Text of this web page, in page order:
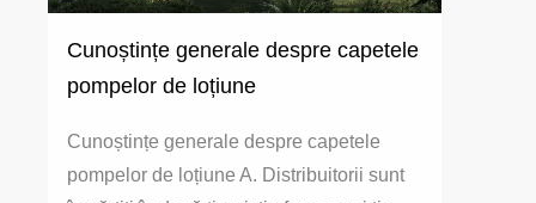
Cunoștințe generale despre capetele
pompelor de loțiune
Cunoștințe generale despre capetele
pompelor de loțiune A. Distribuitorii sunt